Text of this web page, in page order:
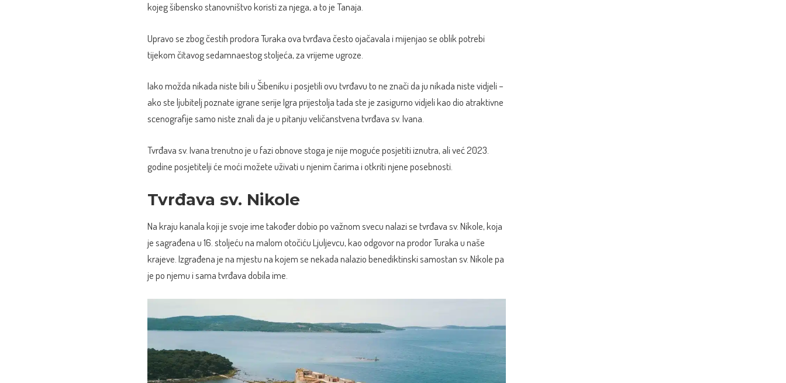
kojeg šibensko stanovništvo koristi za njega, a to je Tanaja.
Upravo se zbog čestih prodora Turaka ova tvrđava često ojačavala i mijenjao se oblik potrebi
tijekom čitavog sedamnaestog stoljeća, za vrijeme ugroze.
Iako možda nikada niste bili u Šibeniku i posjetili ovu tvrđavu to ne znači da ju nikada niste vidjeli –
ako ste ljubitelj poznate igrane serije Igra prijestolja tada ste je zasigurno vidjeli kao dio atraktivne
scenografije samo niste znali da je u pitanju veličanstvena tvrđava sv. Ivana.
Tvrđava sv. Ivana trenutno je u fazi obnove stoga je nije moguće posjetiti iznutra, ali već 2023.
godine posjetitelji će moći možete uživati u njenim čarima i otkriti njene posebnosti.
Tvrđava sv. Nikole
Na kraju kanala koji je svoje ime također dobio po važnom svecu nalazi se tvrđava sv. Nikole, koja
je sagrađena u 16. stoljeću na malom otočiću Ljuljevcu, kao odgovor na prodor Turaka u naše
krajeve. Izgrađena je na mjestu na kojem se nekada nalazio benediktinski samostan sv. Nikole pa
je po njemu i sama tvrđava dobila ime.